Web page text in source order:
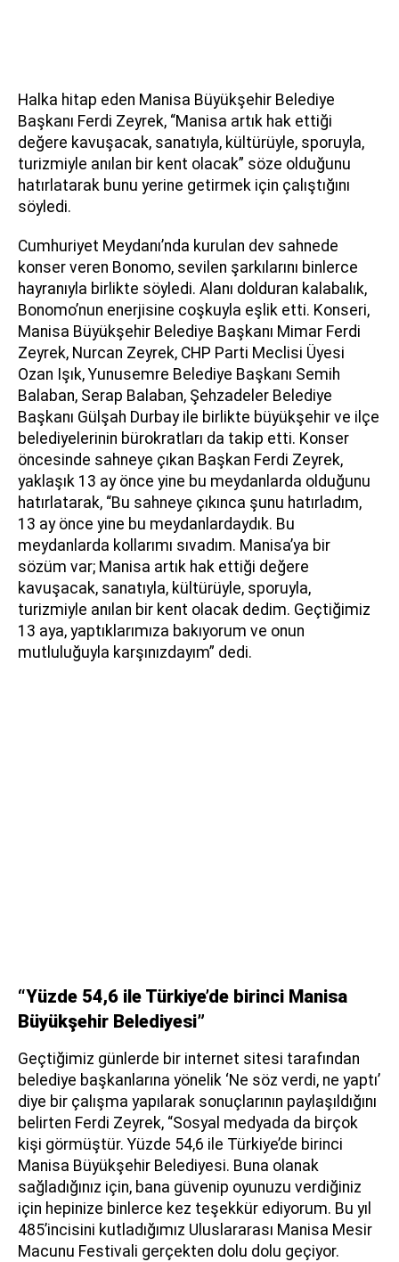
Halka hitap eden Manisa Büyükşehir Belediye
Başkanı Ferdi Zeyrek, “Manisa artık hak ettiği
değere kavuşacak, sanatıyla, kültürüyle, sporuyla,
turizmiyle anılan bir kent olacak” söze olduğunu
hatırlatarak bunu yerine getirmek için çalıştığını
söyledi.
Cumhuriyet Meydanı’nda kurulan dev sahnede
konser veren Bonomo, sevilen şarkılarını binlerce
hayranıyla birlikte söyledi. Alanı dolduran kalabalık,
Bonomo’nun enerjisine coşkuyla eşlik etti. Konseri,
Manisa Büyükşehir Belediye Başkanı Mimar Ferdi
Zeyrek, Nurcan Zeyrek, CHP Parti Meclisi Üyesi
Ozan Işık, Yunusemre Belediye Başkanı Semih
Balaban, Serap Balaban, Şehzadeler Belediye
Başkanı Gülşah Durbay ile birlikte büyükşehir ve ilçe
belediyelerinin bürokratları da takip etti. Konser
öncesinde sahneye çıkan Başkan Ferdi Zeyrek,
yaklaşık 13 ay önce yine bu meydanlarda olduğunu
hatırlatarak, “Bu sahneye çıkınca şunu hatırladım,
13 ay önce yine bu meydanlardaydık. Bu
meydanlarda kollarımı sıvadım. Manisa’ya bir
sözüm var; Manisa artık hak ettiği değere
kavuşacak, sanatıyla, kültürüyle, sporuyla,
turizmiyle anılan bir kent olacak dedim. Geçtiğimiz
13 aya, yaptıklarımıza bakıyorum ve onun
mutluluğuyla karşınızdayım” dedi.
“Yüzde 54,6 ile Türkiye’de birinci Manisa
Büyükşehir Belediyesi”
Geçtiğimiz günlerde bir internet sitesi tarafından
belediye başkanlarına yönelik ‘Ne söz verdi, ne yaptı’
diye bir çalışma yapılarak sonuçlarının paylaşıldığını
belirten Ferdi Zeyrek, “Sosyal medyada da birçok
kişi görmüştür. Yüzde 54,6 ile Türkiye’de birinci
Manisa Büyükşehir Belediyesi. Buna olanak
sağladığınız için, bana güvenip oyunuzu verdiğiniz
için hepinize binlerce kez teşekkür ediyorum. Bu yıl
485’incisini kutladığımız Uluslararası Manisa Mesir
Macunu Festivali gerçekten dolu dolu geçiyor.